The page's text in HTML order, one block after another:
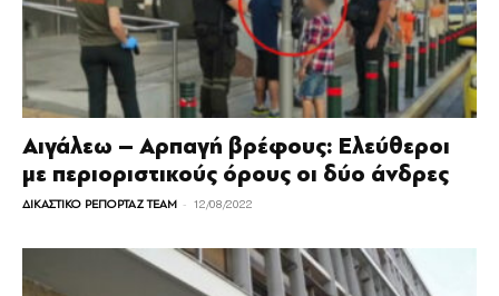
Αιγάλεω – Αρπαγή βρέφους: Ελεύθεροι
με περιοριστικούς όρους οι δύο άνδρες
ΔΙΚΑΣΤΙΚΟ ΡΕΠΟΡΤΑΖ TEAM - 12/08/2022